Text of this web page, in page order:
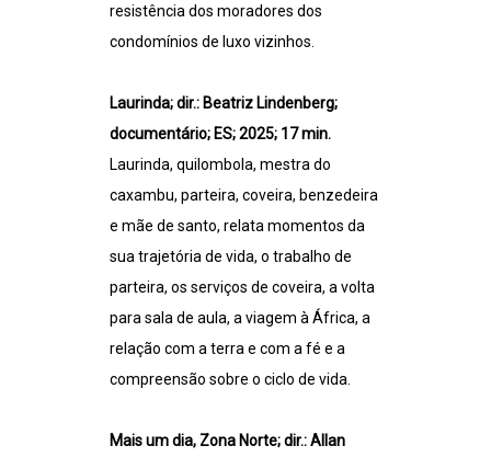
resistência dos moradores dos
condomínios de luxo vizinhos.
Laurinda; dir.: Beatriz Lindenberg;
documentário; ES; 2025; 17 min.
Laurinda, quilombola, mestra do
caxambu, parteira, coveira, benzedeira
e mãe de santo, relata momentos da
sua trajetória de vida, o trabalho de
parteira, os serviços de coveira, a volta
para sala de aula, a viagem à África, a
relação com a terra e com a fé e a
compreensão sobre o ciclo de vida.
Mais um dia, Zona Norte; dir.: Allan